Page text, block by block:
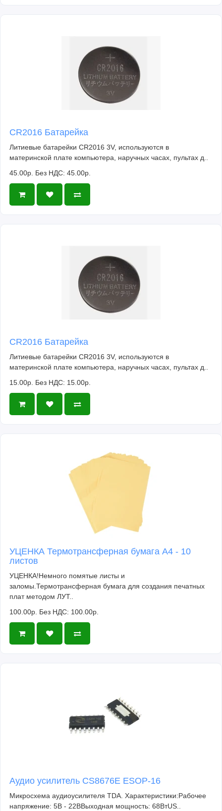
CR2016 Батарейка
Литиевые батарейки CR2016 3V, используются в
материнской плате компьютера, наручных часах, пультах д..
45.00р. Без НДС: 45.00р.
CR2016 Батарейка
Литиевые батарейки CR2016 3V, используются в
материнской плате компьютера, наручных часах, пультах д..
15.00р. Без НДС: 15.00р.
УЦЕНКА Термотрансферная бумага А4 - 10
листов
УЦЕНКА!Немного помятые листы и
заломы.Термотрансферная бумага для создания печатных
плат методом ЛУТ..
100.00р. Без НДС: 100.00р.
Аудио усилитель CS8676E ESOP-16
Микросхема аудиоусилителя TDA. Характеристики:Рабочее
напряжение: 5В - 22ВВыходная мощность: 68ВтUS..